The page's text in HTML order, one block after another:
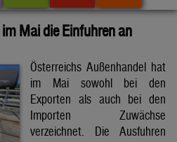
Mai die Einfuhren an
Österreichs Außenhandel hat
im Mai sowohl bei den
Exporten als auch bei den
Importen Zuwächse
verzeichnet. Die Ausfuhren